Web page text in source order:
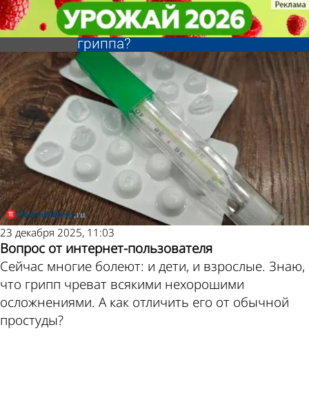
Как отличить
обычную ОРВИ от
гриппа?
Ликбез
23 декабря 2025, 11:03
Вопрос от интернет-пользователя
Сейчас многие болеют: и дети, и взрослые. Знаю,
что грипп чреват всякими нехорошими
осложнениями. А как отличить его от обычной
простуды?
Как отличить
обычную ОРВИ от
гриппа?
Ликбез
Другие новости
по теме
Погода и курсы
валют в Пензе